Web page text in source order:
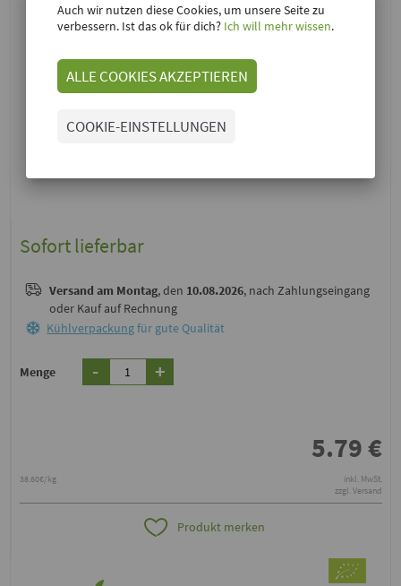
Sofort lieferbar
Versand am Montag, den 10.08.2026, nach Zahlungseingang
oder Kauf auf Rechnung
Kühlverpackungfür gute Qualität
Menge - +
5.79€
38.60€/kg
inkl. MwSt.
zzgl. Versand
Produkt merken
Auch wir nutzen diese Cookies, um unsere Seite zu
verbessern. Ist das ok für dich? Ich will mehr wissen.
ALLE COOKIES AKZEPTIEREN
COOKIE-EINSTELLUNGEN